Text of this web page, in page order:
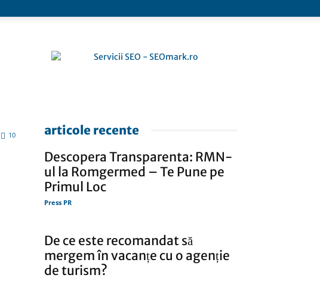
10 articole recente
Descopera Transparenta: RMN-
ul la Romgermed – Te Pune pe
Primul Loc
Press PR
De ce este recomandat să
mergem în vacanțe cu o agenție
de turism?